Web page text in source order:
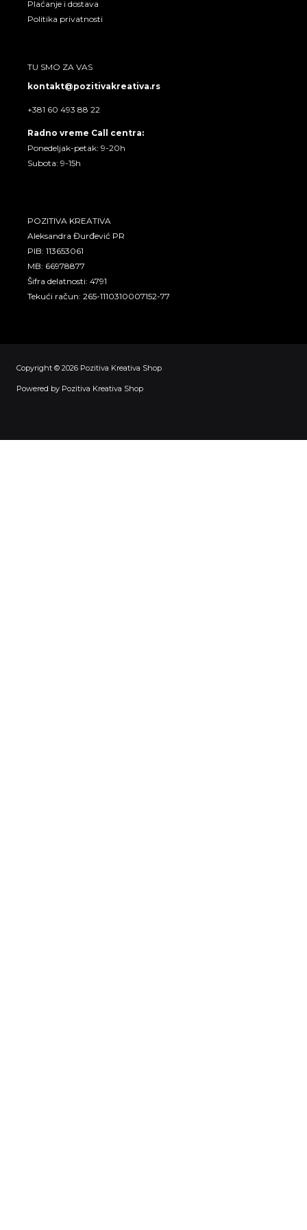
Plaćanje i dostava
Politika privatnosti
TU SMO ZA VAS
kontakt@pozitivakreativa.rs
+381 60 493 88 22
Radno vreme Call centra:
Ponedeljak-petak: 9-20h
Subota: 9-15h
POZITIVA KREATIVA
Aleksandra Đurđević PR
PIB: 113653061
MB: 66978877
Šifra delatnosti: 4791
Tekući račun: 265-1110310007152-77
Copyright © 2026 Pozitiva Kreativa Shop
Powered by Pozitiva Kreativa Shop